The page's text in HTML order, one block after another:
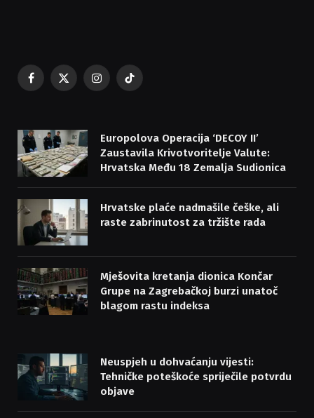
Facebook
X
Instagram
TikTok
Europolova Operacija ‘DECOY II’
Zaustavila Krivotvoritelje Valute:
Hrvatska Među 18 Zemalja Sudionica
Hrvatske plaće nadmašile češke, ali
raste zabrinutost za tržište rada
Mješovita kretanja dionica Končar
Grupe na Zagrebačkoj burzi unatoč
blagom rastu indeksa
Neuspjeh u dohvaćanju vijesti:
Tehničke poteškoće spriječile potvrdu
objave